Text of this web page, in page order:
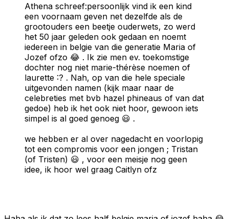
Athena schreef:persoonlijk vind ik een kind
een voornaam geven net dezelfde als de
grootouders een beetje ouderwets, zo werd
het 50 jaar geleden ook gedaan en noemt
iedereen in belgie van die generatie Maria of
Jozef ofzo 😂 . Ik zie men ev. toekomstige
dochter nog niet marie-thérèse noemen of
laurette :? . Nah, op van die hele speciale
uitgevonden namen (kijk maar naar de
celebreties met bvb hazel phineaus of van dat
gedoe) heb ik het ook niet hoor, gewoon iets
simpel is al goed genoeg 😃 .
we hebben er al over nagedacht en voorlopig
tot een compromis voor een jongen ; Tristan
(of Tristen) 😃 , voor een meisje nog geen
idee, ik hoor wel graag Caitlyn ofz